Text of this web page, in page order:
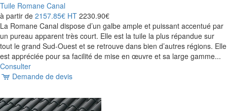
Tuile Romane Canal
à partir de 2157.85€ HT 2230.90€
La Romane Canal dispose d’un galbe ample et puissant accentué par
un pureau apparent très court. Elle est la tuile la plus répandue sur
tout le grand Sud-Ouest et se retrouve dans bien d’autres régions. Elle
est appréciée pour sa facilité de mise en œuvre et sa large gamme...
Consulter
Demande de devis